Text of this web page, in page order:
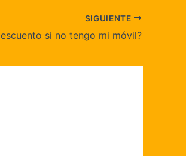
SIGUIENTE
si no tengo mi móvil?